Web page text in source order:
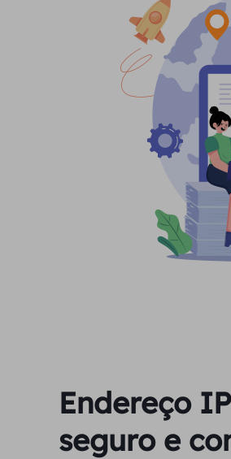
Endereço
seguro e